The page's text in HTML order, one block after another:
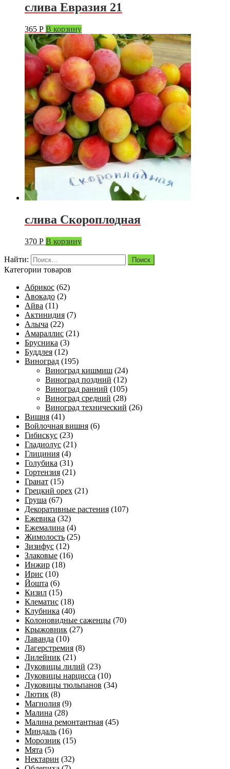
слива Евразия 21
365 Р В корзину
слива Скороплодная
370 Р В корзину
Найти:
Категории товаров
Абрикос (62)
Авокадо (2)
Айва (11)
Актинидия (7)
Алыча (22)
Амараллис (21)
Брусника (3)
Буддлея (12)
Виноград (195)
Виноград кишмиш (24)
Виноград поздний (12)
Виноград ранний (105)
Виноград средний (28)
Виноград технический (26)
Вишня (41)
Войлочная вишня (6)
Гибискус (23)
Гладиолус (21)
Глициния (4)
Голубика (31)
Гортензия (21)
Гранат (15)
Грецкий орех (21)
Груша (67)
Декоративные растения (107)
Ежевика (32)
Ежемалина (4)
Жимолость (25)
Зизифус (12)
Злаковые (16)
Инжир (18)
Ирис (10)
Йошта (6)
Кизил (15)
Клематис (18)
Клубника (40)
Колоновидные саженцы (70)
Крыжовник (27)
Лаванда (10)
Лагерстремия (8)
Лилейник (21)
Луковицы лилий (23)
Луковицы нарцисса (10)
Луковицы тюльпанов (34)
Лютик (8)
Магнолия (9)
Малина (28)
Малина ремонтантная (45)
Миндаль (16)
Морозник (15)
Мята (5)
Нектарин (32)